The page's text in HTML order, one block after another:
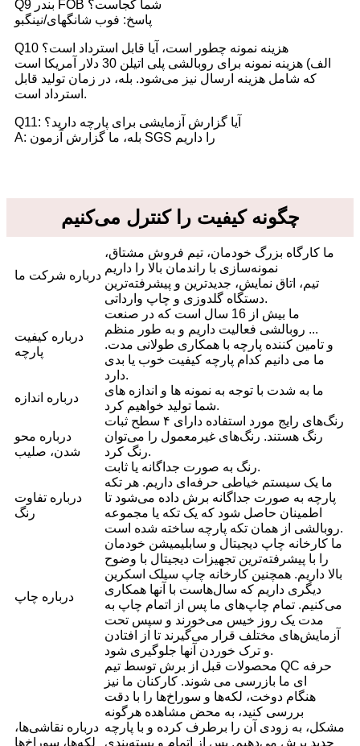
Q9 بندر FOB شما کجاست؟
پاسخ: فوب شانگهای/نینگبو
Q10 هزینه نمونه چطور است، آیا قابل استرداد است؟
الف) هزینه نمونه برای روبالشی پلی اتیلن 30 دلار آمریکا است
که شامل هزینه ارسال نیز می‌شود. بله، در زمان تولید قابل
استرداد است.
Q11: آیا گزارش آزمایشی برای پارچه دارید؟
A: بله، ما گزارش آزمون SGS را داریم
چگونه کیفیت را کنترل می‌کنیم
درباره شرکت ما
ما کارگاه بزرگ خودمان، تیم فروش مشتاق،
نمونه‌سازی با راندمان بالا را داریم
تیم، اتاق نمایش، جدیدترین و پیشرفته‌ترین
دستگاه گلدوزی و چاپ وارداتی.
درباره کیفیت
پارچه
ما بیش از 16 سال است که در صنعت
روبالشی فعالیت داریم و به طور منظم ...
و تامین کننده پارچه با همکاری طولانی مدت.
ما می دانیم کدام پارچه کیفیت خوب یا بدی
دارد.
درباره اندازه
ما به شدت با توجه به نمونه ها و اندازه های
شما تولید خواهیم کرد.
درباره محو
شدن، صلیب
رنگ‌های رایج مورد استفاده دارای ۴ سطح ثبات
رنگ هستند. رنگ‌های غیرمعمول را می‌توان
رنگ کرد.
رنگ به صورت جداگانه یا ثابت.
درباره تفاوت
رنگ
ما یک سیستم خیاطی حرفه‌ای داریم. هر تکه
پارچه به صورت جداگانه برش داده می‌شود تا
اطمینان حاصل شود که یک تکه یا مجموعه
روبالشی از همان تکه پارچه ساخته شده است.
درباره چاپ
ما کارخانه چاپ دیجیتال و سابلیمیشن خودمان
را با پیشرفته‌ترین تجهیزات دیجیتال با وضوح
بالا داریم. همچنین کارخانه چاپ سیلک اسکرین
دیگری داریم که سال‌هاست با آنها همکاری
می‌کنیم. تمام چاپ‌های ما پس از اتمام چاپ به
مدت یک روز خیس می‌خورند و سپس تحت
آزمایش‌های مختلف قرار می‌گیرند تا از افتادن
و ترک خوردن آنها جلوگیری شود.
درباره نقاشی‌ها،
لکه‌ها، سوراخ‌ها
محصولات قبل از برش توسط تیم QC حرفه
ای ما بازرسی می شوند. کارکنان ما نیز
هنگام دوخت، لکه‌ها و سوراخ‌ها را با دقت
بررسی کنید، به محض مشاهده هرگونه
مشکل، به زودی آن را برطرف کرده و با پارچه
جدید برش می‌دهیم. پس از اتمام و بسته‌بندی